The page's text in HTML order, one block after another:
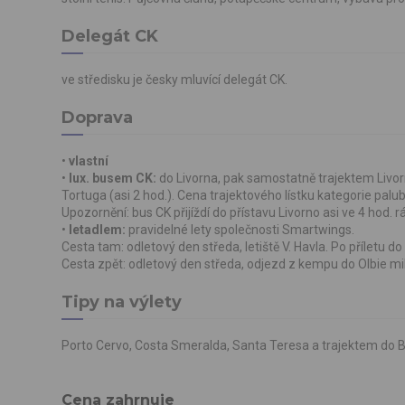
Delegát CK
ve středisku je česky mluvící delegát CK.
Doprava
• vlastní
• lux. busem CK: do Livorna, pak samostatně trajektem
Tortuga (asi 2 hod.). Cena trajektového lístku kategorie
Upozornění: bus CK přijíždí do přístavu Livorno asi ve 4
• letadlem: pravidelné lety společnosti Smartwings.
Cesta tam: odletový den středa, letiště V. Havla. Po příletu
Cesta zpět: odletový den středa, odjezd z kempu do Olbie
Tipy na výlety
Porto Cervo, Costa Smeralda, Santa Teresa a trajektem do
Cena zahrnuje